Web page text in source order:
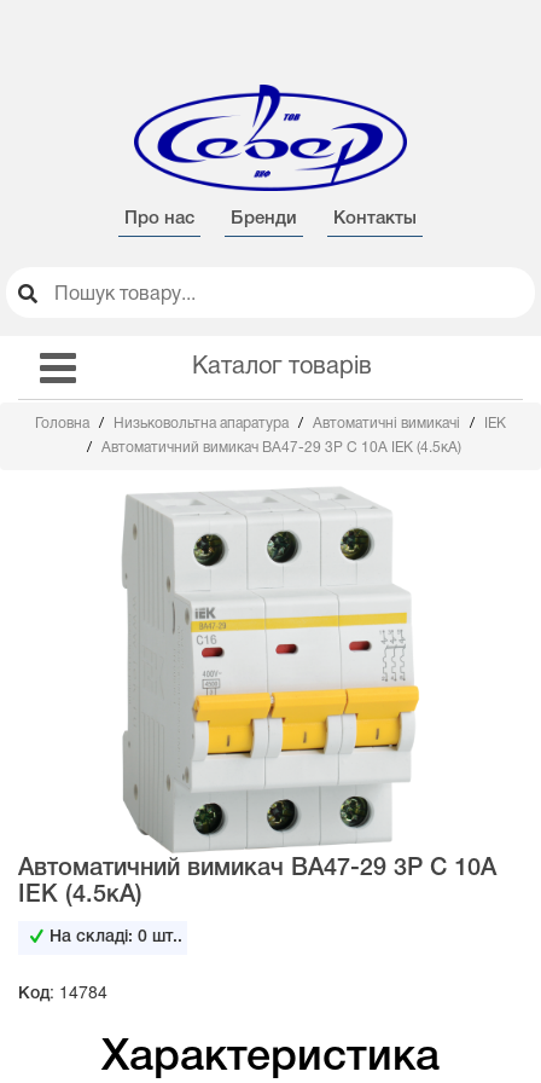
Про нас Бренди Контакты
Каталог товарів
Головна Низьковольтна апаратура Автоматичні вимикачі
IEK
Автоматичний вимикач BA47-29 3Р С 10А IEK (4.5кА)
Автоматичний вимикач BA47-29 3Р С 10А
IEK (4.5кА)
На складі:0 шт..
Код: 14784
Характеристика